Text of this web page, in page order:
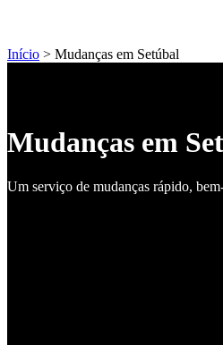
Início > Mudanças em Setúbal
Mudanças em
Um serviço de mudanças rápido,